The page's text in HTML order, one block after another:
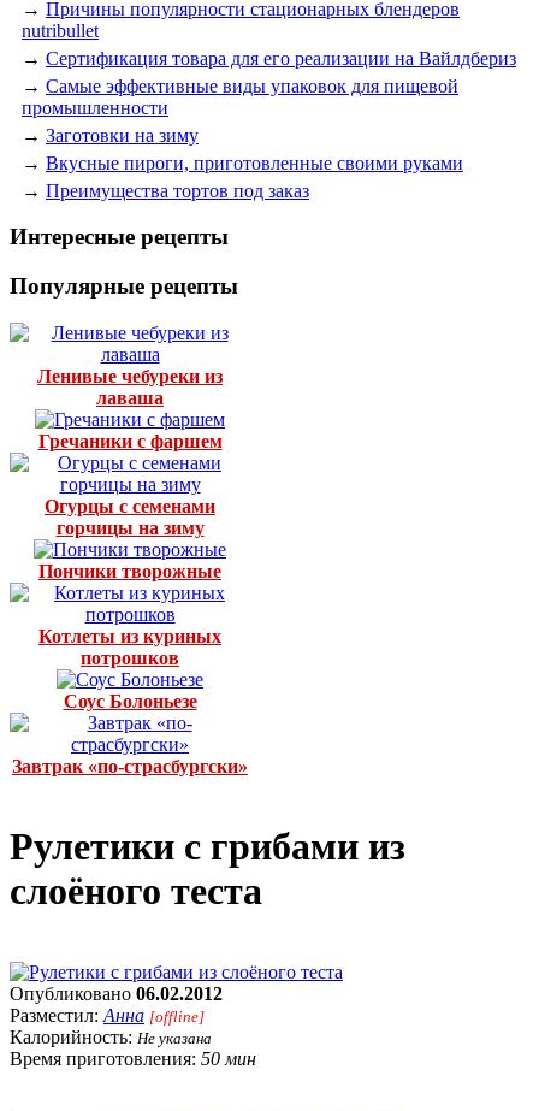
→ Причины популярности стационарных блендеров
nutribullet
→ Сертификация товара для его реализации на Вайлдбериз
→ Самые эффективные виды упаковок для пищевой
промышленности
→ Заготовки на зиму
→ Вкусные пироги, приготовленные своими руками
→ Преимущества тортов под заказ
Интересные рецепты
Популярные рецепты
Ленивые чебуреки из
лаваша
Гречаники с фаршем
Огурцы с семенами
горчицы на зиму
Пончики творожные
Котлеты из куриных
потрошков
Соус Болоньезе
Завтрак «по-страсбургски»
Рулетики с грибами из
слоёного теста
Опубликовано 06.02.2012
Разместил: Анна [offline]
Калорийность: Не указана
Время приготовления: 50 мин